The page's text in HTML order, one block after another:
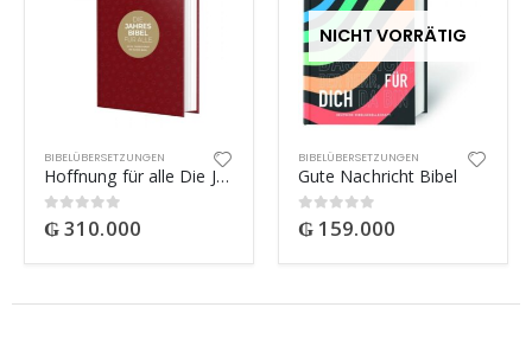
BIBELÜBERSETZUNGEN
Hoffnung für alle Die Jahresbibel
0out of 5
₲310.000
NICHT VORRÄTIG
BIBELÜBERSETZUNGEN
Gute Nachricht Bibel
0out of 5
₲ 159.000